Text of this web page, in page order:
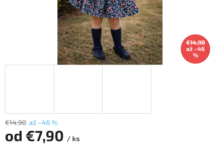
€14,90
až –46
%
€14,90 až –46 %
od €7,90 / ks